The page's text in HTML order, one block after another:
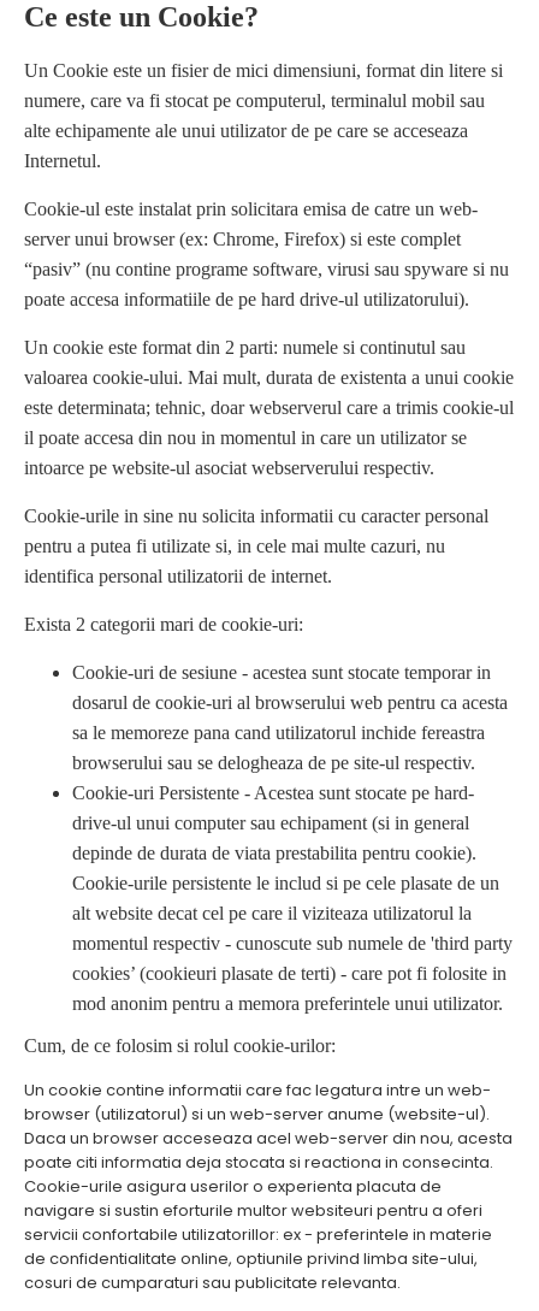
Ce este un Cookie?
Un Cookie este un fisier de mici dimensiuni, format din litere si
numere, care va fi stocat pe computerul, terminalul mobil sau
alte echipamente ale unui utilizator de pe care se acceseaza
Internetul.
Cookie-ul este instalat prin solicitara emisa de catre un web-
server unui browser (ex: Chrome, Firefox) si este complet
“pasiv” (nu contine programe software, virusi sau spyware si nu
poate accesa informatiile de pe hard drive-ul utilizatorului).
Un cookie este format din 2 parti: numele si continutul sau
valoarea cookie-ului. Mai mult, durata de existenta a unui cookie
este determinata; tehnic, doar webserverul care a trimis cookie-ul
il poate accesa din nou in momentul in care un utilizator se
intoarce pe website-ul asociat webserverului respectiv.
Cookie-urile in sine nu solicita informatii cu caracter personal
pentru a putea fi utilizate si, in cele mai multe cazuri, nu
identifica personal utilizatorii de internet.
Exista 2 categorii mari de cookie-uri:
Cookie-uri de sesiune - acestea sunt stocate temporar in
dosarul de cookie-uri al browserului web pentru ca acesta
sa le memoreze pana cand utilizatorul inchide fereastra
browserului sau se delogheaza de pe site-ul respectiv.
Cookie-uri Persistente - Acestea sunt stocate pe hard-
drive-ul unui computer sau echipament (si in general
depinde de durata de viata prestabilita pentru cookie).
Cookie-urile persistente le includ si pe cele plasate de un
alt website decat cel pe care il viziteaza utilizatorul la
momentul respectiv - cunoscute sub numele de 'third party
cookies’ (cookieuri plasate de terti) - care pot fi folosite in
mod anonim pentru a memora preferintele unui utilizator.
Cum, de ce folosim si rolul cookie-urilor:
Un cookie contine informatii care fac legatura intre un web-
browser (utilizatorul) si un web-server anume (website-ul).
Daca un browser acceseaza acel web-server din nou, acesta
poate citi informatia deja stocata si reactiona in consecinta.
Cookie-urile asigura userilor o experienta placuta de
navigare si sustin eforturile multor websiteuri pentru a oferi
servicii confortabile utilizatorillor: ex - preferintele in materie
de confidentialitate online, optiunile privind limba site-ului,
cosuri de cumparaturi sau publicitate relevanta.